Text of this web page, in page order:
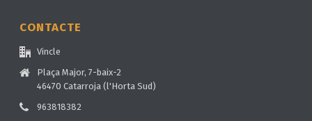
CONTACTE
Vincle
Plaça Major, 7-baix-2
46470 Catarroja (l'Horta Sud)
963818382